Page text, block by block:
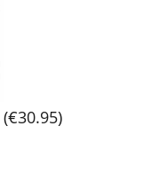
(€30.95)